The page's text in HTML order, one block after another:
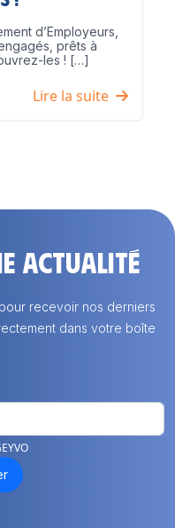
d’Employeurs,
prêts à
les ! […]
Lire la suite
actualité
recevoir nos derniers
dans votre boîte